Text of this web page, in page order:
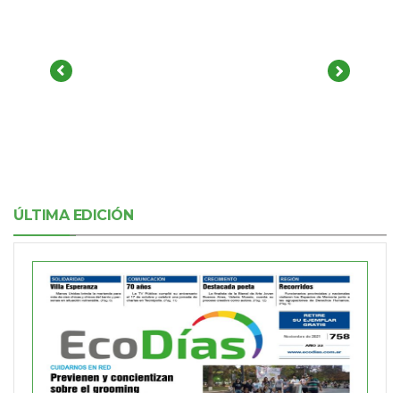
ÚLTIMA EDICIÓN